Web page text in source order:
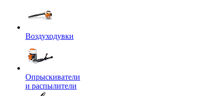
Воздуходувки
Опрыскиватели
и распылители